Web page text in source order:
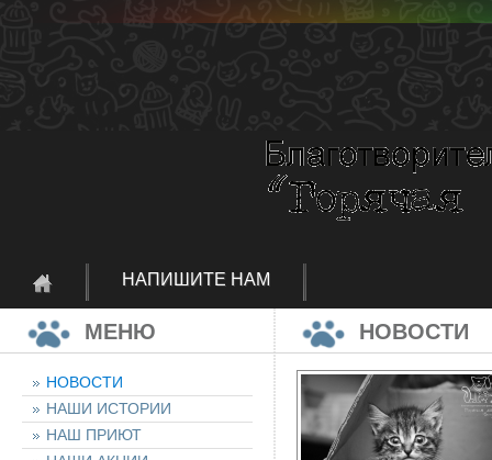
НАПИШИТЕ НАМ
МЕНЮ
НОВОСТИ
НАШИ ИСТОРИИ
НАШ ПРИЮТ
НОВОСТИ